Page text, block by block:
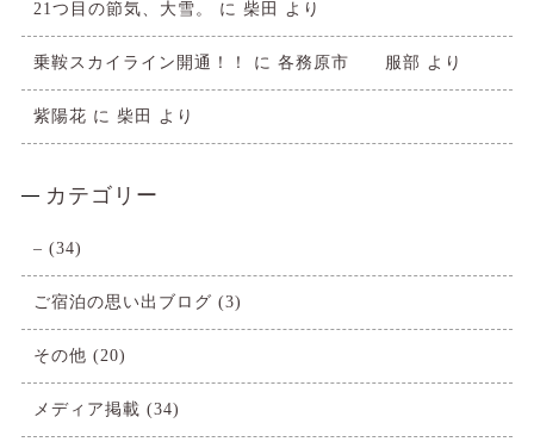
21つ目の節気、大雪。 に 柴田 より
乗鞍スカイライン開通！！ に 各務原市 服部 より
紫陽花 に 柴田 より
カテゴリー
– (34)
ご宿泊の思い出ブログ (3)
その他 (20)
メディア掲載 (34)